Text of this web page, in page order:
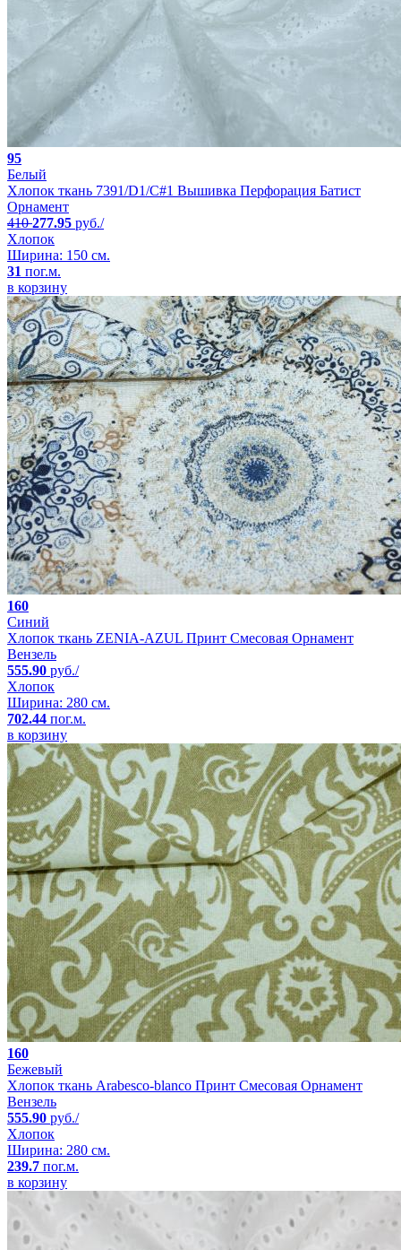
95
Белый
Хлопок ткань 7391/D1/C#1 Вышивка Перфорация Батист
Орнамент
410277.95 руб./
Хлопок
Ширина: 150 см.
31 пог.м.
в корзину
160
Синий
Хлопок ткань ZENIA-AZUL Принт Смесовая Орнамент
Вензель
555.90 руб./
Хлопок
Ширина: 280 см.
702.44 пог.м.
в корзину
160
Бежевый
Хлопок ткань Arabesco-blanco Принт Смесовая Орнамент
Вензель
555.90 руб./
Хлопок
Ширина: 280 см.
239.7 пог.м.
в корзину